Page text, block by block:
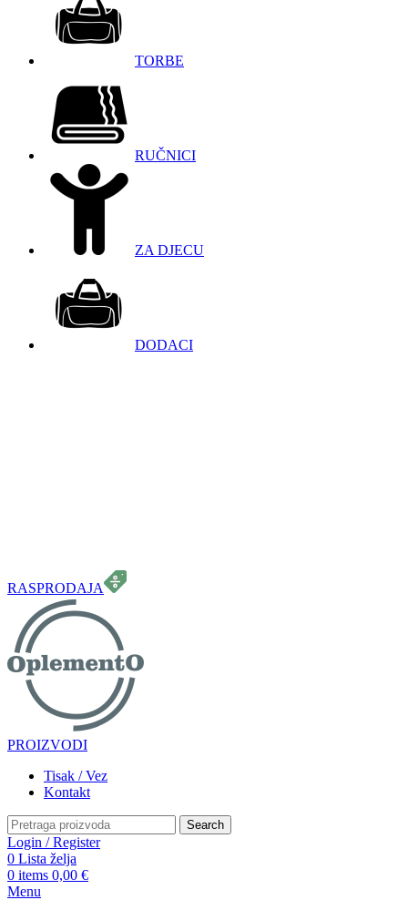
TORBE
RUČNICI
ZA DJECU
DODACI
RASPRODAJA
PROIZVODI
Tisak / Vez
Kontakt
Search
Login / Register
0 Lista želja
0 items 0,00 €
Menu